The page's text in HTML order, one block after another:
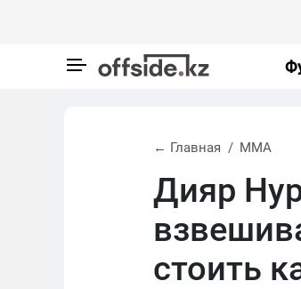
← Главная MMA
Дияр
стоить